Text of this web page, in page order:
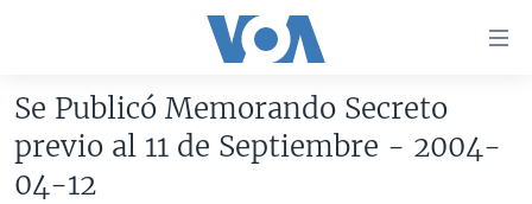
accesibilidad
contenido
AMÉRICA DEL NORTE
ELECCIONES EEUU 2024
Se Publicó Memorando Secreto
previo al 11 de Septiembre - 2004-
04-12